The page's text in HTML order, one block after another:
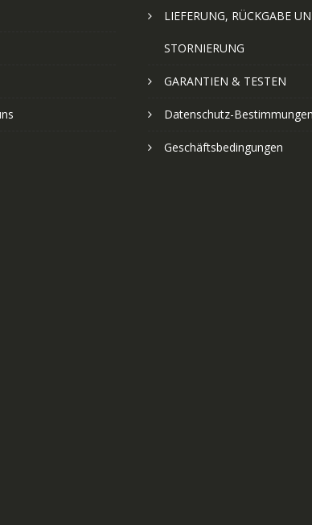
LIEFERUNG, RÜCKGABE
STORNIERUNG
GARANTIEN & TESTEN
Datenschutz-Bestimmungen
Geschäftsbedingungen